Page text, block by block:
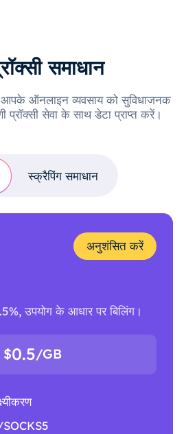
समाधान
आपके ऑनलाइन व्यवसाय को सुविधाजनक
प्रॉक्सी सेवा के साथ डेटा प्राप्त करें।
स्क्रैपिंग समाधान
अनुशंसित करें
उपयोग के आधार पर बिलिंग।
$0.5/GB